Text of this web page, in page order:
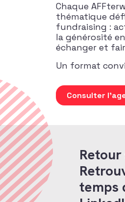
Chaque
thématique
fundraising :
la générosité
échanger et
Un format
Consulter
temps